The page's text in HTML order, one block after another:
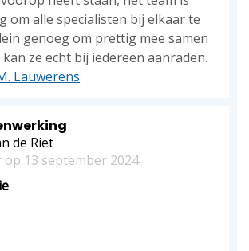
om alle specialisten bij elkaar te
genoeg om prettig mee samen
ze echt bij iedereen aanraden.
Lauwerens
de Riet
op 13 september 2024